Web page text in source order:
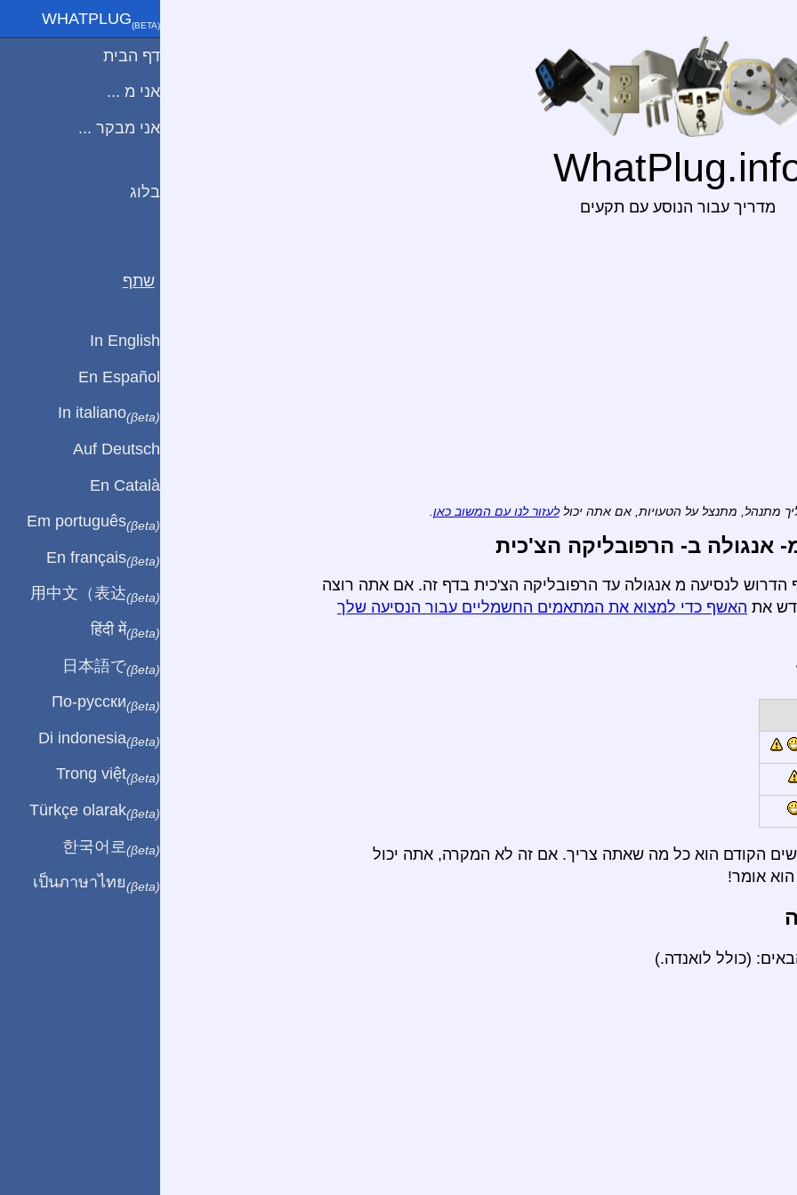
מדריך עבור הנוסע עם תקעים
מתנהל, מתנצל על הטעויות, אם אתה יכוללעזור לנו עם המשוב כאן
ב- הרפובליקה הצ'כית
לנסיעה מ אנגולה עד הרפובליקה הצ'כית בדף זה. אם אתה רוצה
את האשף כדי למצוא את המתאמים החשמליים עבור הנסיעה שלך
הקודם הוא כל מה שאתה צריך. אם זה לא המקרה, אתה יכול
אומר!
(כולל לואנדה.)
WHATPLUG(ΒETA)
דף הבית
אני מ ...
אני מבקר ...
בלוג
שתף
In English
En Español
In italiano(βeta)
Auf Deutsch
En Català
Em português(βeta)
En français(βeta)
用中文（表达(βeta)
हिंदी में(βeta)
日本語で(βeta)
По-русски(βeta)
Di indonesia(βeta)
Trong việt(βeta)
Türkçe olarak(βeta)
한국어로 (βeta)
เป็นภาษาไทย(βeta)